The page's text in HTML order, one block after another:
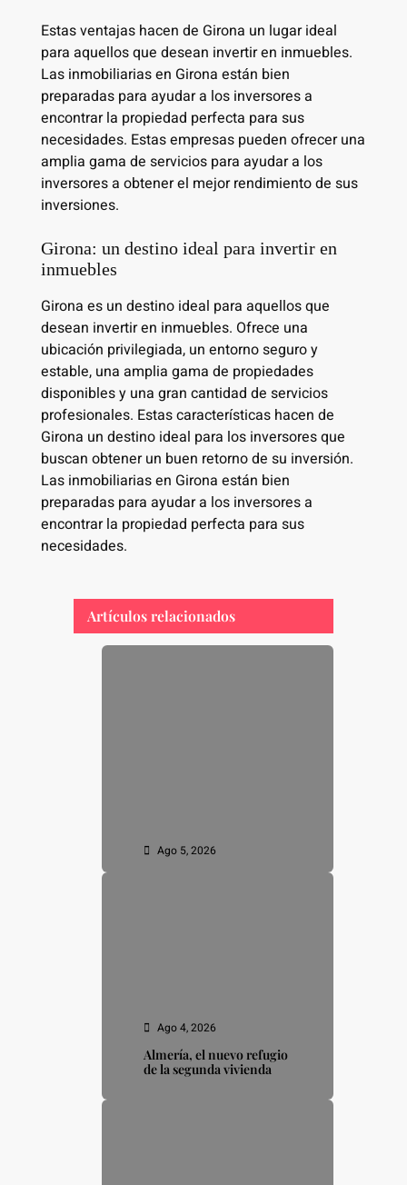
Estas ventajas hacen de Girona un lugar ideal
para aquellos que desean invertir en inmuebles.
Las inmobiliarias en Girona están bien
preparadas para ayudar a los inversores a
encontrar la propiedad perfecta para sus
necesidades. Estas empresas pueden ofrecer una
amplia gama de servicios para ayudar a los
inversores a obtener el mejor rendimiento de sus
inversiones.
Girona: un destino ideal para invertir en
inmuebles
Girona es un destino ideal para aquellos que
desean invertir en inmuebles. Ofrece una
ubicación privilegiada, un entorno seguro y
estable, una amplia gama de propiedades
disponibles y una gran cantidad de servicios
profesionales. Estas características hacen de
Girona un destino ideal para los inversores que
buscan obtener un buen retorno de su inversión.
Las inmobiliarias en Girona están bien
preparadas para ayudar a los inversores a
encontrar la propiedad perfecta para sus
necesidades.
Artículos relacionados
Ago 5, 2026
Ago 4, 2026
Almería, el nuevo refugio
de la segunda vivienda